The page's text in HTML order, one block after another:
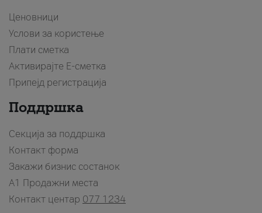
Ценовници
Услови за користење
Плати сметка
Активирајте Е-сметка
Припејд регистрација
Поддршка
Секција за поддршка
Контакт форма
Закажи бизнис состанок
A1 Продажни места
Контакт центар 077 1234